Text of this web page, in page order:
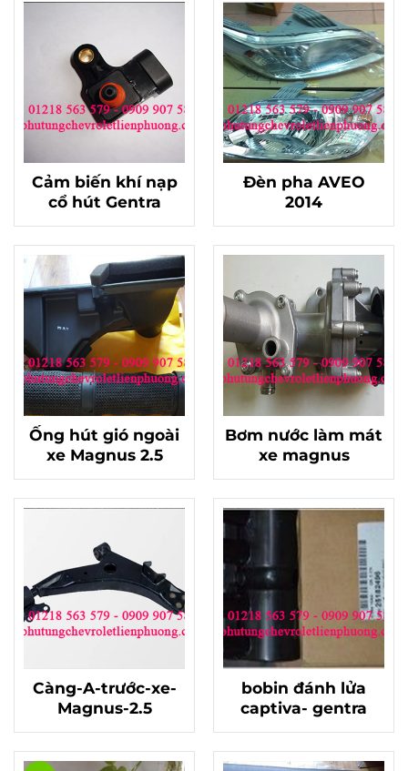
Cảm biến khí nạp
cổ hút Gentra
Đèn pha AVEO
2014
Ống hút gió ngoài
xe Magnus 2.5
Bơm nước làm mát
xe magnus
Càng-A-trước-xe-
Magnus-2.5
bobin đánh lửa
captiva- gentra